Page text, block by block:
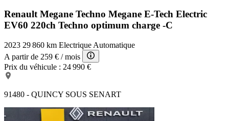
Renault Megane Techno Megane E-Tech Electric
EV60 220ch Techno optimum charge -C
2023 29 860 km Electrique Automatique
A partir de 259 € / mois
Prix du véhicule : 24 990 €
91480 - QUINCY SOUS SENART